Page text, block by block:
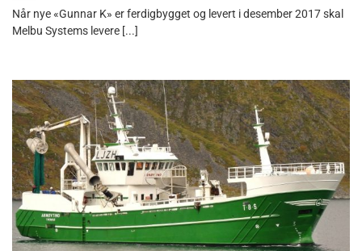
Når nye «Gunnar K» er ferdigbygget og levert i desember 2017 skal
Melbu Systems levere [...]